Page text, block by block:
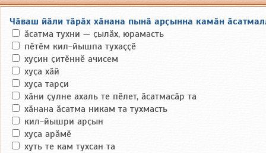
Чӑваш йӑли тӑрӑх хӑнана пынӑ арҫынна камӑн
ӑсатма тухни — ҫылӑх, юрамасть
пӗтӗм кил-йышпа тухаҫҫӗ
хуҫин ҫитӗннӗ ачисем
хуҫа хӑй
хуҫа тарҫи
хӑни ҫулне ахаль те пӗлет, ӑсатмасӑр та
хӑнана ӑсатма никам та тухмасть
кил-йышри арҫын
хуҫа арӑмӗ
хуть те кам тухсан та